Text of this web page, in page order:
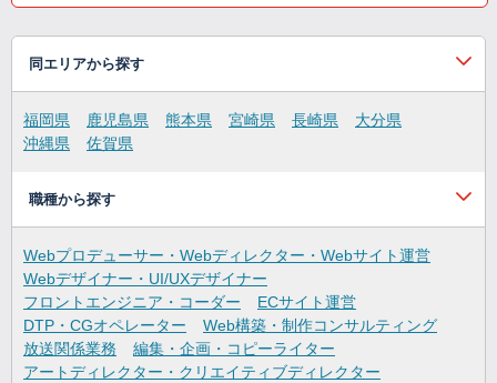
同エリアから探す
福岡県 鹿児島県 熊本県 宮崎県 長崎県
大分県
沖縄県
佐賀県
職種から探す
Webプロデューサー・Webディレクター・Webサイト運営
Webデザイナー・UI/UXデザイナー
フロントエンジニア・コーダー
ECサイト運営
DTP・CGオペレーター
Web構築・制作コンサルティング
放送関係業務
編集・企画・コピーライター
アートディレクター・クリエイティブディレクター